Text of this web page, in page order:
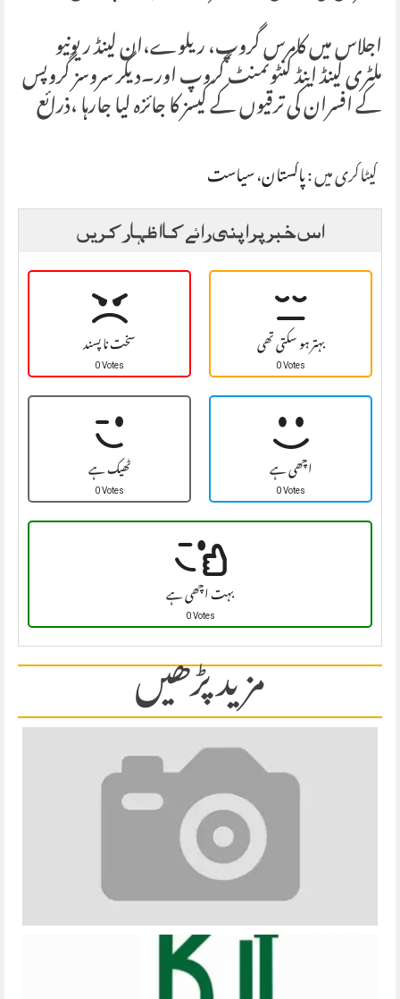
اجلاس میں کامرس گروپ، ریلوے،ان لینڈ ریونیو
ملٹری لینڈ اینڈ کنٹونمنٹ گروپ اور۔دیگر سروسز گروپس
کے افسران کی ترقیوں کے کیسز کا جائزہ لیا جارہا ،ذرائع
کیٹاگری میں :پاکستان،سیاست
اس خبر پر اپنی رائے کا اظہار کریں
سخت نا پسند
0 Votes بہتر ہو سکتی تھی
0 Votes
ٹھیک ہے
0 Votes اچھی ہے
0 Votes
بہت اچھی ہے
0 Votes
مزید پڑھیں